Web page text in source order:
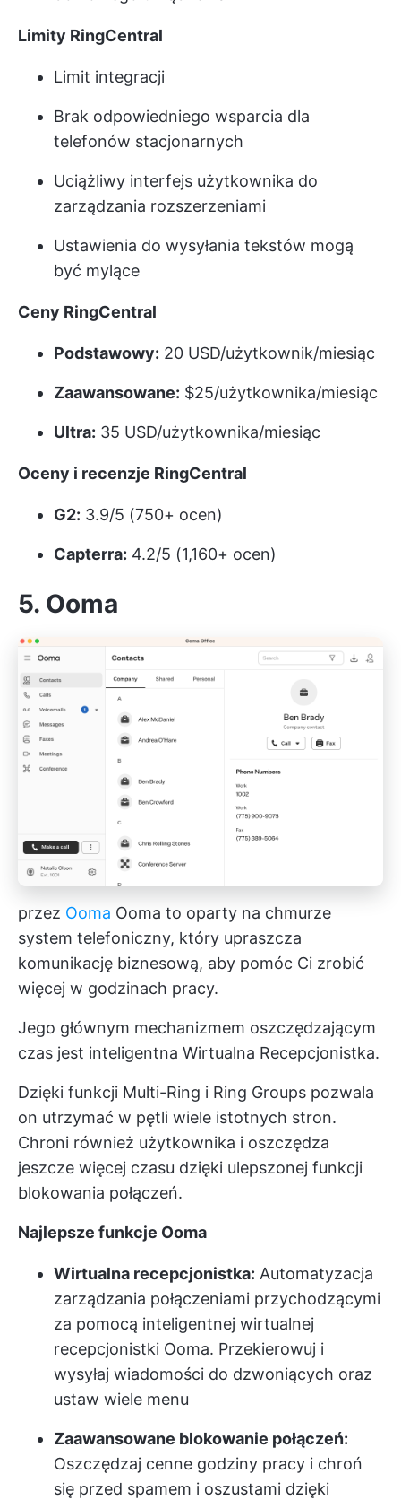
Limity RingCentral
Limit integracji
Brak odpowiedniego wsparcia dla
telefonów stacjonarnych
Uciążliwy interfejs użytkownika do
zarządzania rozszerzeniami
Ustawienia do wysyłania tekstów mogą
być mylące
Ceny RingCentral
Podstawowy: 20 USD/użytkownik/miesiąc
Zaawansowane: $25/użytkownika/miesiąc
Ultra: 35 USD/użytkownika/miesiąc
Oceny i recenzje RingCentral
G2: 3.9/5 (750+ ocen)
Capterra: 4.2/5 (1,160+ ocen)
5. Ooma
przez Ooma Ooma to oparty na chmurze
system telefoniczny, który upraszcza
komunikację biznesową, aby pomóc Ci zrobić
więcej w godzinach pracy.
Jego głównym mechanizmem oszczędzającym
czas jest inteligentna Wirtualna Recepcjonistka.
Dzięki funkcji Multi-Ring i Ring Groups pozwala
on utrzymać w pętli wiele istotnych stron.
Chroni również użytkownika i oszczędza
jeszcze więcej czasu dzięki ulepszonej funkcji
blokowania połączeń.
Najlepsze funkcje Ooma
Wirtualna recepcjonistka: Automatyzacja
zarządzania połączeniami przychodzącymi
za pomocą inteligentnej wirtualnej
recepcjonistki Ooma. Przekierowuj i
wysyłaj wiadomości do dzwoniących oraz
ustaw wiele menu
Zaawansowane blokowanie połączeń:
Oszczędzaj cenne godziny pracy i chroń
się przed spamem i oszustami dzięki